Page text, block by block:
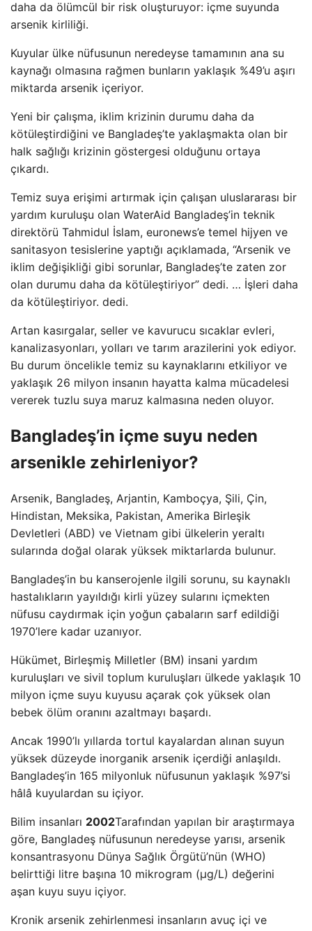
daha da ölümcül bir risk oluşturuyor: içme suyunda
arsenik kirliliği.
Kuyular ülke nüfusunun neredeyse tamamının ana su
kaynağı olmasına rağmen bunların yaklaşık %49’u aşırı
miktarda arsenik içeriyor.
Yeni bir çalışma, iklim krizinin durumu daha da
kötüleştirdiğini ve Bangladeş’te yaklaşmakta olan bir
halk sağlığı krizinin göstergesi olduğunu ortaya
çıkardı.
Temiz suya erişimi artırmak için çalışan uluslararası bir
yardım kuruluşu olan WaterAid Bangladeş’in teknik
direktörü Tahmidul İslam, euronews’e temel hijyen ve
sanitasyon tesislerine yaptığı açıklamada, “Arsenik ve
iklim değişikliği gibi sorunlar, Bangladeş’te zaten zor
olan durumu daha da kötüleştiriyor” dedi. … İşleri daha
da kötüleştiriyor. dedi.
Artan kasırgalar, seller ve kavurucu sıcaklar evleri,
kanalizasyonları, yolları ve tarım arazilerini yok ediyor.
Bu durum öncelikle temiz su kaynaklarını etkiliyor ve
yaklaşık 26 milyon insanın hayatta kalma mücadelesi
vererek tuzlu suya maruz kalmasına neden oluyor.
Bangladeş’in içme suyu neden
arsenikle zehirleniyor?
Arsenik, Bangladeş, Arjantin, Kamboçya, Şili, Çin,
Hindistan, Meksika, Pakistan, Amerika Birleşik
Devletleri (ABD) ve Vietnam gibi ülkelerin yeraltı
sularında doğal olarak yüksek miktarlarda bulunur.
Bangladeş’in bu kanserojenle ilgili sorunu, su kaynaklı
hastalıkların yayıldığı kirli yüzey sularını içmekten
nüfusu caydırmak için yoğun çabaların sarf edildiği
1970’lere kadar uzanıyor.
Hükümet, Birleşmiş Milletler (BM) insani yardım
kuruluşları ve sivil toplum kuruluşları ülkede yaklaşık 10
milyon içme suyu kuyusu açarak çok yüksek olan
bebek ölüm oranını azaltmayı başardı.
Ancak 1990’lı yıllarda tortul kayalardan alınan suyun
yüksek düzeyde inorganik arsenik içerdiği anlaşıldı.
Bangladeş’in 165 milyonluk nüfusunun yaklaşık %97’si
hâlâ kuyulardan su içiyor.
Bilim insanları 2002Tarafından yapılan bir araştırmaya
göre, Bangladeş nüfusunun neredeyse yarısı, arsenik
konsantrasyonu Dünya Sağlık Örgütü’nün (WHO)
belirttiği litre başına 10 mikrogram (μg/L) değerini
aşan kuyu suyu içiyor.
Kronik arsenik zehirlenmesi insanların avuç içi ve